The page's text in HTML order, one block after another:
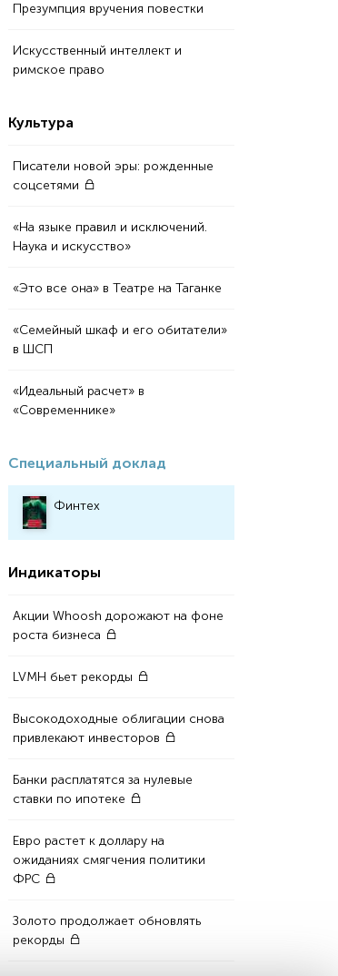
Презумпция вручения повестки
Искусственный интеллект и
римское право
Культура
Писатели новой эры: рожденные
соцсетями
«На языке правил и исключений.
Наука и искусство»
«Это все она» в Театре на Таганке
«Семейный шкаф и его обитатели»
в ШСП
«Идеальный расчет» в
«Современнике»
Специальный доклад
Финтех
Индикаторы
Акции Whoosh дорожают на фоне
роста бизнеса
LVMH бьет рекорды
Высокодоходные облигации снова
привлекают инвесторов
Банки расплатятся за нулевые
ставки по ипотеке
Евро растет к доллару на
ожиданиях смягчения политики
ФРС
Золото продолжает обновлять
рекорды